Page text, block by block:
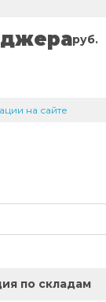
руб.
на сайте
по складам